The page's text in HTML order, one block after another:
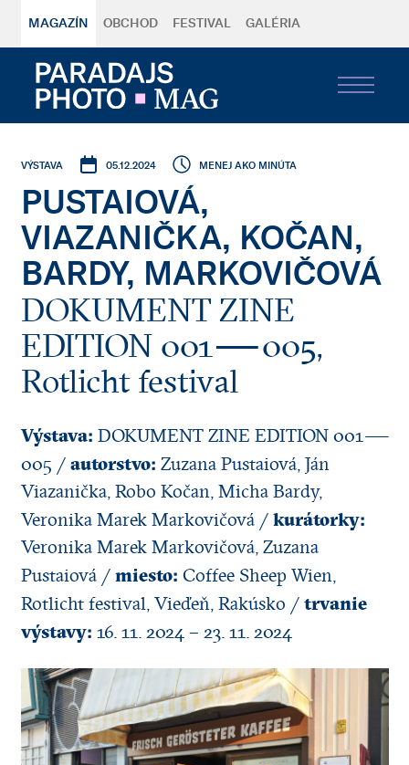
MAGAZÍN OBCHOD FESTIVAL GALÉRIA
VÝSTAVA 05.12.2024 MENEJ AKO MINÚTA
PUSTAIOVÁ,
VIAZANIČKA, KOČAN,
BARDY, MARKOVIČOVÁ
DOKUMENT ZINE
EDITION 001 — 005,
Rotlicht festival
Výstava: DOKUMENT ZINE EDITION 001 —
005 / autorstvo: Zuzana Pustaiová, Ján
Viazanička, Robo Kočan, Micha Bardy,
Veronika Marek Markovičová / kurátorky:
Veronika Marek Markovičová, Zuzana
Pustaiová / miesto: Coffee Sheep Wien,
Rotlicht festival, Vieďeň, Rakúsko / trvanie
výstavy: 16. 11. 2024 – 23. 11. 2024